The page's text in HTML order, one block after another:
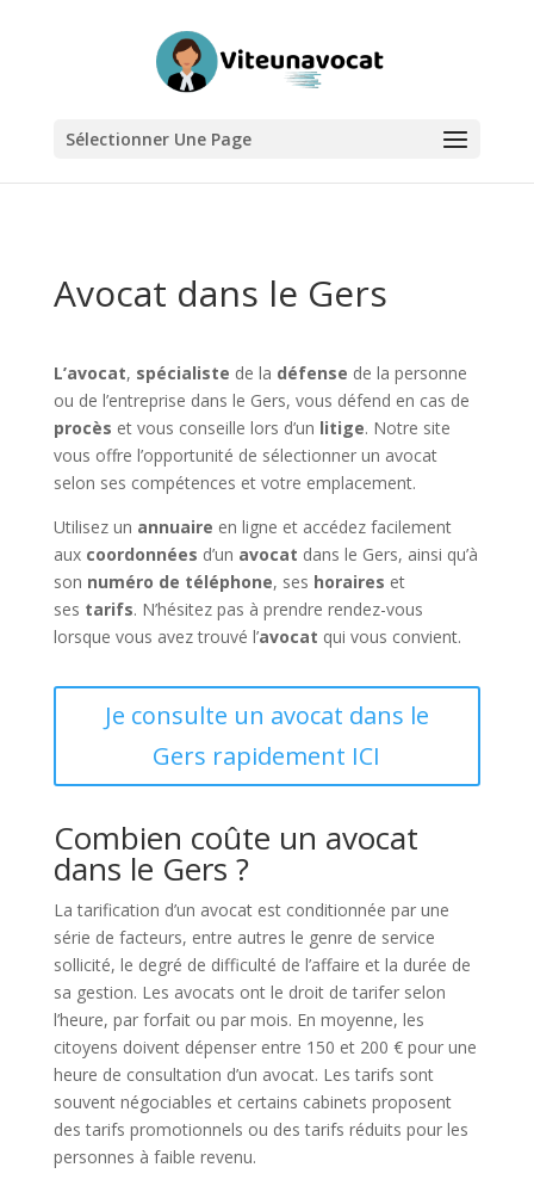
Sélectionner Une Page
Avocat dans le Gers
L’avocat, spécialiste de la défense de la personne
ou de l’entreprise dans le Gers, vous défend en cas de
procès et vous conseille lors d’un litige. Notre site
vous offre l’opportunité de sélectionner un avocat
selon ses compétences et votre emplacement.
Utilisez un annuaire en ligne et accédez facilement
aux coordonnées d’un avocat dans le Gers, ainsi qu’à
son numéro de téléphone, ses horaires et
ses tarifs. N’hésitez pas à prendre rendez-vous
lorsque vous avez trouvé l’avocat qui vous convient.
Je consulte un avocat dans le
Gers rapidement ICI
Combien coûte un avocat
dans le Gers ?
La tarification d’un avocat est conditionnée par une
série de facteurs, entre autres le genre de service
sollicité, le degré de difficulté de l’affaire et la durée de
sa gestion. Les avocats ont le droit de tarifer selon
l’heure, par forfait ou par mois. En moyenne, les
citoyens doivent dépenser entre 150 et 200 € pour une
heure de consultation d’un avocat. Les tarifs sont
souvent négociables et certains cabinets proposent
des tarifs promotionnels ou des tarifs réduits pour les
personnes à faible revenu.